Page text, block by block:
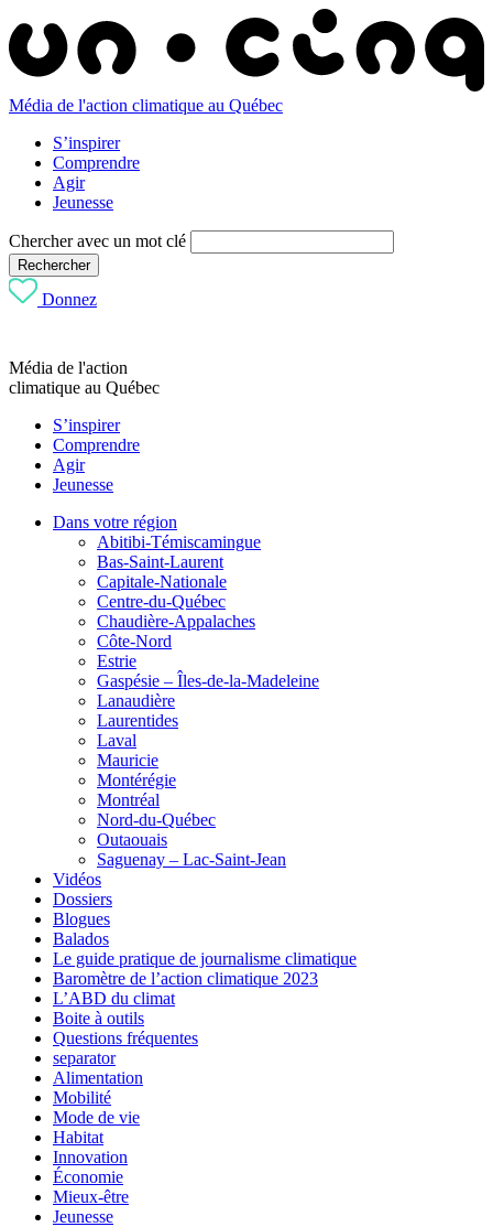
Média de l'action climatique au Québec
S’inspirer
Comprendre
Agir
Jeunesse
Chercher avec un mot clé
Rechercher
Donnez
Média de l'action
climatique au Québec
S’inspirer
Comprendre
Agir
Jeunesse
Dans votre région
Abitibi-Témiscamingue
Bas-Saint-Laurent
Capitale-Nationale
Centre-du-Québec
Chaudière-Appalaches
Côte-Nord
Estrie
Gaspésie – Îles-de-la-Madeleine
Lanaudière
Laurentides
Laval
Mauricie
Montérégie
Montréal
Nord-du-Québec
Outaouais
Saguenay – Lac-Saint-Jean
Vidéos
Dossiers
Blogues
Balados
Le guide pratique de journalisme climatique
Baromètre de l’action climatique 2023
L’ABD du climat
Boite à outils
Questions fréquentes
separator
Alimentation
Mobilité
Mode de vie
Habitat
Innovation
Économie
Mieux-être
Jeunesse